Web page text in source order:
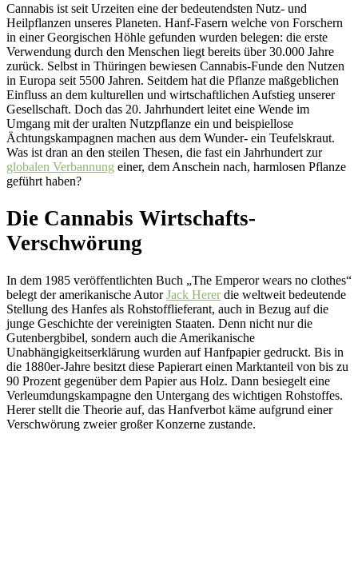
Cannabis ist seit Urzeiten eine der bedeutendsten Nutz- und
Heilpflanzen unseres Planeten. Hanf-Fasern welche von Forschern
in einer Georgischen Höhle gefunden wurden belegen: die erste
Verwendung durch den Menschen liegt bereits über 30.000 Jahre
zurück. Selbst in Thüringen bewiesen Cannabis-Funde den Nutzen
in Europa seit 5500 Jahren. Seitdem hat die Pflanze maßgeblichen
Einfluss an dem kulturellen und wirtschaftlichen Aufstieg unserer
Gesellschaft. Doch das 20. Jahrhundert leitet eine Wende im
Umgang mit der uralten Nutzpflanze ein und beispiellose
Ächtungskampagnen machen aus dem Wunder- ein Teufelskraut.
Was ist dran an den steilen Thesen, die fast ein Jahrhundert zur
globalen Verbannung einer, dem Anschein nach, harmlosen Pflanze
geführt haben?
Die Cannabis Wirtschafts-
Verschwörung
In dem 1985 veröffentlichten Buch „The Emperor wears no clothes“
belegt der amerikanische AutorJack Hererdie weltweit bedeutende
Stellung des Hanfes als Rohstofflieferant, auch in Bezug auf die
junge Geschichte der vereinigten Staaten. Denn nicht nur die
Gutenbergbibel, sondern auch die Amerikanische
Unabhängigkeitserklärung wurden auf Hanfpapier gedruckt. Bis in
die 1880er-Jahre besitzt diese Papierart einen Marktanteil von bis zu
90 Prozent gegenüber dem Papier aus Holz. Dann besiegelt eine
Verleumdungskampagne den Untergang des wichtigen Rohstoffes.
Herer stellt die Theorie auf, das Hanfverbot käme aufgrund einer
Verschwörung zweier großer Konzerne zustande.